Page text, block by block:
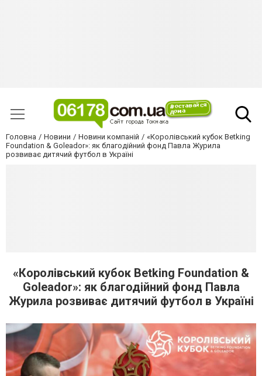
Головна Новини Новини компаній
«Королівський кубок Betking
Foundation & Goleador»: як благодійний фонд Павла Журила
розвиває дитячий футбол в Україні
«Королівський кубок Betking Foundation &
Goleador»: як благодійний фонд Павла
Журила розвиває дитячий футбол в Україні